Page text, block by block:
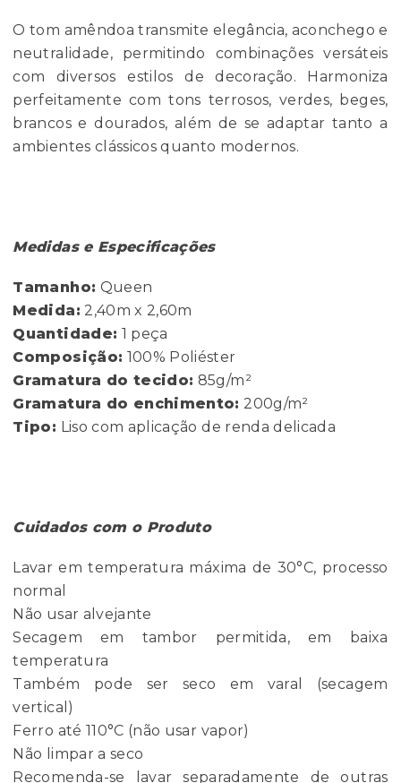
O tom amêndoa transmite elegância, aconchego e
neutralidade, permitindo combinações versáteis
com diversos estilos de decoração. Harmoniza
perfeitamente com tons terrosos, verdes, beges,
brancos e dourados, além de se adaptar tanto a
ambientes clássicos quanto modernos.
Medidas e Especificações
Tamanho: Queen
Medida: 2,40m x 2,60m
Quantidade: 1 peça
Composição: 100% Poliéster
Gramatura do tecido: 85g/m²
Gramatura do enchimento: 200g/m²
Tipo: Liso com aplicação de renda delicada
Cuidados com o Produto
Lavar em temperatura máxima de 30°C, processo
normal
Não usar alvejante
Secagem em tambor permitida, em baixa
temperatura
Também pode ser seco em varal (secagem
vertical)
Ferro até 110°C (não usar vapor)
Não limpar a seco
Recomenda-se lavar separadamente de outras